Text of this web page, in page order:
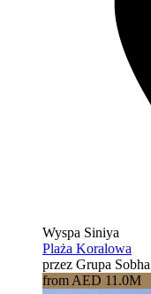
Wyspa Siniya
Plaża Koralowa
przez Grupa Sobha
from AED 11.0M